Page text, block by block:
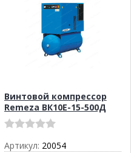
Винтовой компрессор
Remeza ВК10E-15-500Д
Артикул: 20054